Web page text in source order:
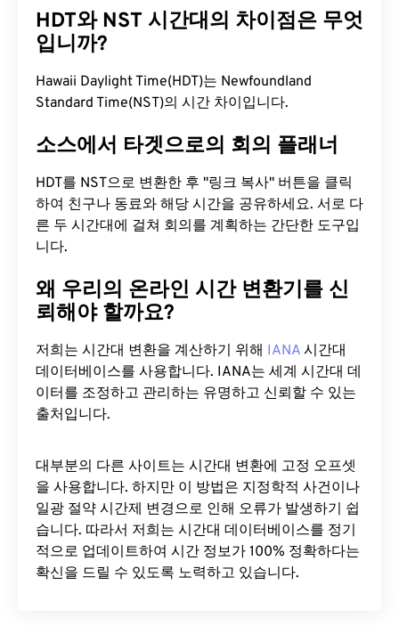
HDT와 NST 시간대의 차이점은 무엇
입니까?
Hawaii Daylight Time(HDT)는 Newfoundland
Standard Time(NST)의 시간 차이입니다.
소스에서 타겟으로의 회의 플래너
HDT를 NST으로 변환한 후 "링크 복사" 버튼을 클릭
하여 친구나 동료와 해당 시간을 공유하세요. 서로 다
른 두 시간대에 걸쳐 회의를 계획하는 간단한 도구입
니다.
왜 우리의 온라인 시간 변환기를 신
뢰해야 할까요?
저희는 시간대 변환을 계산하기 위해 IANA 시간대
데이터베이스를 사용합니다. IANA는 세계 시간대 데
이터를 조정하고 관리하는 유명하고 신뢰할 수 있는
출처입니다.
대부분의 다른 사이트는 시간대 변환에 ​​고정 오프셋
을 사용합니다. 하지만 이 방법은 지정학적 사건이나
일광 절약 시간제 변경으로 인해 오류가 발생하기 쉽
습니다. 따라서 저희는 시간대 데이터베이스를 정기
적으로 업데이트하여 시간 정보가 100% 정확하다는
확신을 드릴 수 있도록 노력하고 있습니다.